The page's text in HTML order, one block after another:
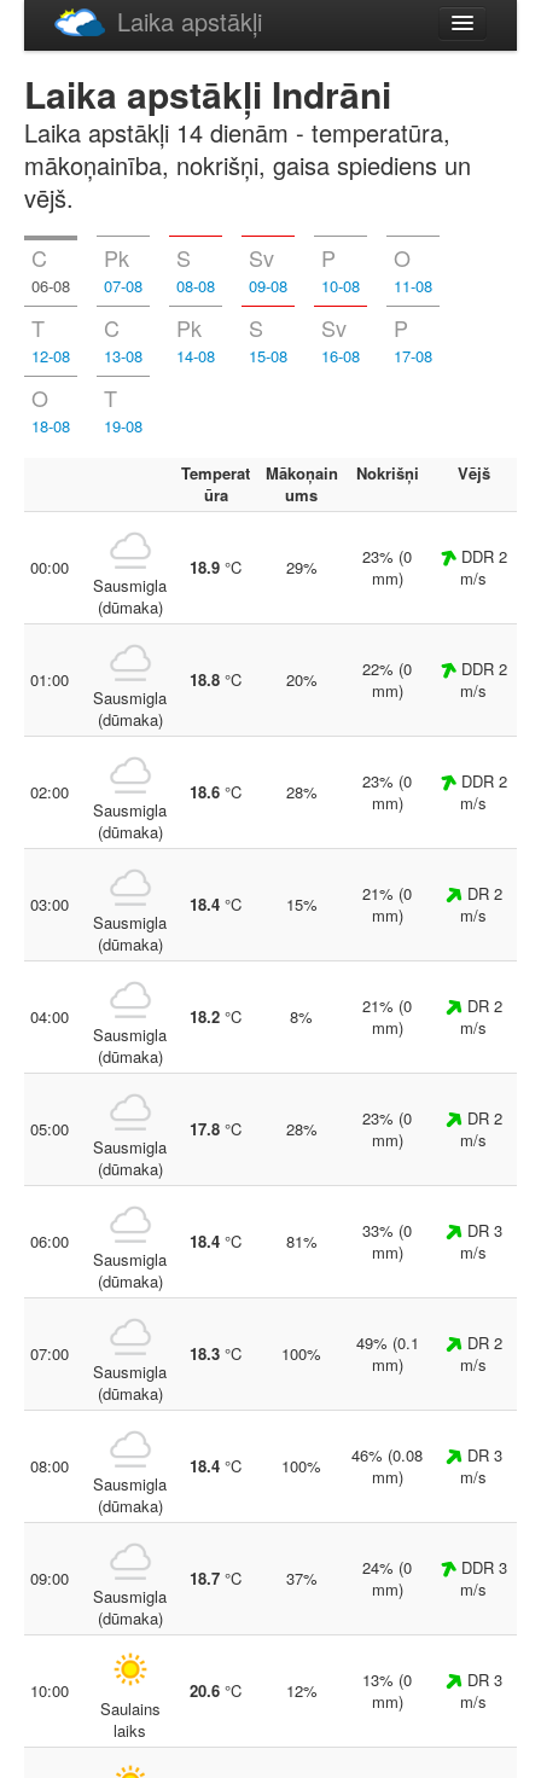
Laika apstākļi
English
Laika apstākļi Indrāni
Laika apstākļi 14 dienām - temperatūra,
mākoņainība, nokrišņi, gaisa spiediens un
vējš.
C
06-08
Pk
07-08
S
08-08
Sv
09-08
P
10-08
O
11-08
T
12-08
C
13-08
Pk
14-08
S
15-08
Sv
16-08
P
17-08
O
18-08
T
19-08
Temperat
ūra
Mākoņain
ums
Nokrišņi Vējš
00:00
Sausmigla
(dūmaka)
18.9 °C 29%
23% (0
mm)
DDR 2
m/s
01:00
Sausmigla
(dūmaka)
18.8 °C 20%
22% (0
mm)
DDR 2
m/s
02:00
Sausmigla
(dūmaka)
18.6 °C 28%
23% (0
mm)
DDR 2
m/s
03:00
Sausmigla
(dūmaka)
18.4 °C 15%
21% (0
mm)
DR 2
m/s
04:00
Sausmigla
(dūmaka)
18.2 °C 8%
21% (0
mm)
DR 2
m/s
05:00
Sausmigla
(dūmaka)
17.8 °C 28%
23% (0
mm)
DR 2
m/s
06:00
Sausmigla
(dūmaka)
18.4 °C 81%
33% (0
mm)
DR 3
m/s
07:00
Sausmigla
(dūmaka)
18.3 °C 100%
49% (0.1
mm)
DR 2
m/s
08:00
Sausmigla
(dūmaka)
18.4 °C 100%
46% (0.08
mm)
DR 3
m/s
09:00
Sausmigla
(dūmaka)
18.7 °C 37%
24% (0
mm)
DDR 3
m/s
10:00
Saulains
laiks
20.6 °C 12%
13% (0
mm)
DR 3
m/s